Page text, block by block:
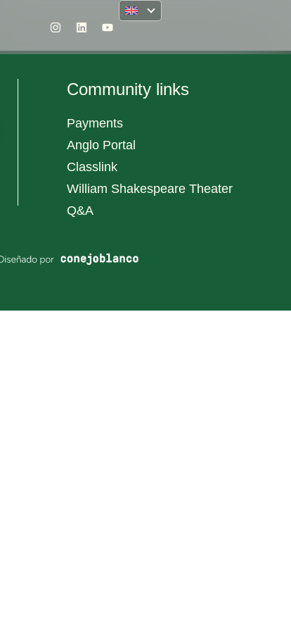
Community links
Payments
Anglo Portal
Classlink
William Shakespeare Theater
Q&A